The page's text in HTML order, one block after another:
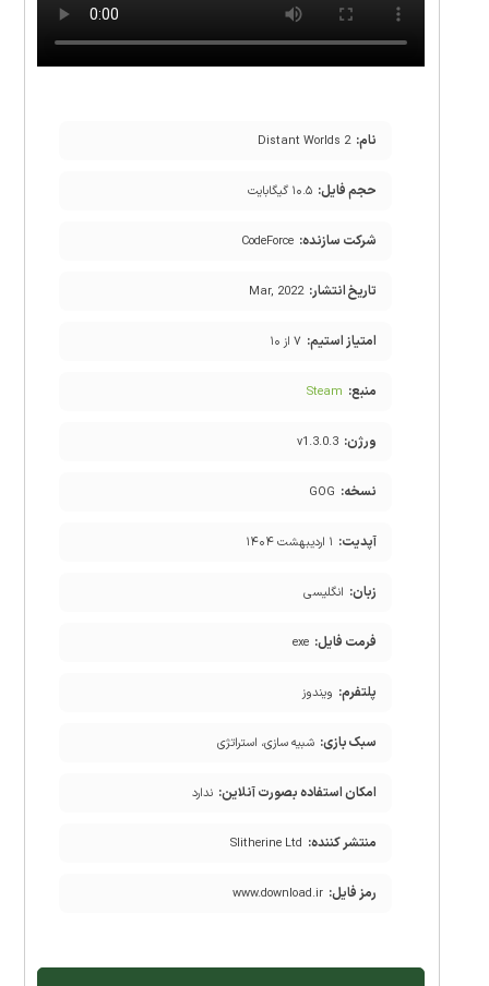
نام: Distant Worlds 2
حجم فایل: ۱۰.۵ گیگابایت
شرکت سازنده: CodeForce
تاریخ انتشار: Mar, 2022
امتیاز استیم: ۷ از ۱۰
منبع: Steam
ورژن: v1.3.0.3
نسخه: GOG
آپدیت: ۱ اردیبهشت ۱۴۰۴
زبان: انگلیسی
فرمت فایل: exe
پلتفرم: ویندوز
سبک بازی: شبیه سازی، استراتژی
امکان استفاده بصورت آنلاین: ندارد
منتشر کننده: Slitherine Ltd
رمز فایل: www.download.ir